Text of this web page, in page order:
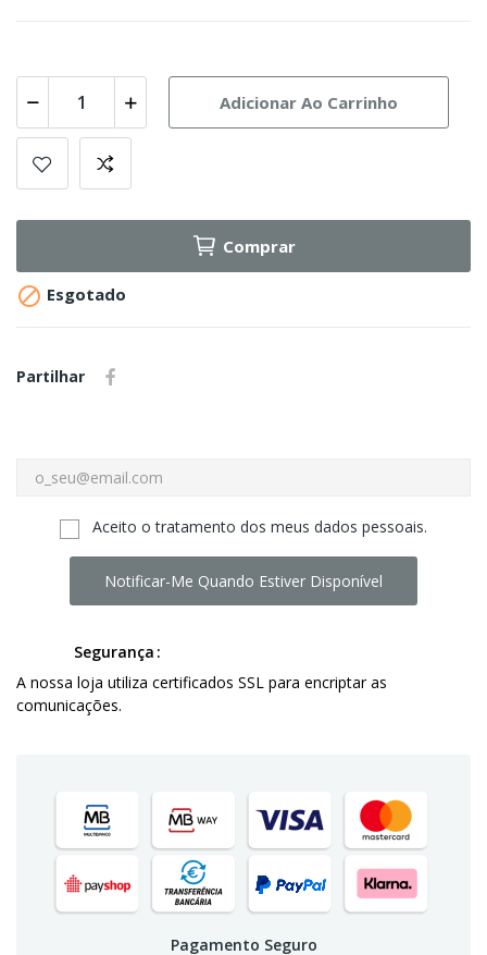
Adicionar Ao Carrinho
Comprar
 Esgotado
Partilhar
Aceito o tratamento dos meus dados pessoais.
Notificar-Me Quando Estiver Disponível
Segurança
A nossa loja utiliza certificados SSL para encriptar as
comunicações.
Pagamento Seguro